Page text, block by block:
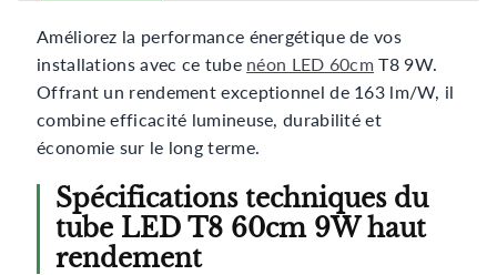
Améliorez la performance énergétique de vos
installations avec ce tube néon LED 60cm T8 9W.
Offrant un rendement exceptionnel de 163 lm/W, il
combine efficacité lumineuse, durabilité et
économie sur le long terme.
Spécifications techniques du
tube LED T8 60cm 9W haut
rendement